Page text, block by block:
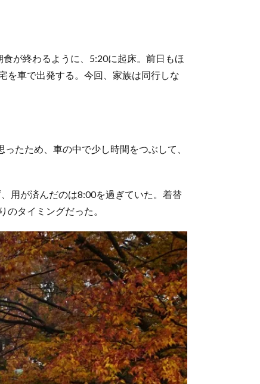
が終わるように、5:20に起床。前日もほ
を車で出発する。今回、家族は同行しな
たため、車の中で少し時間をつぶして、
用が済んだのは8:00を過ぎていた。着替
タイミングだった。